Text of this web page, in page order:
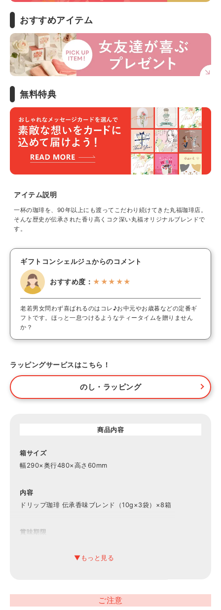
おすすめアイテム
無料特典
アイテム説明
一杯の珈琲を、90年以上にも渡ってこだわり続けてきた丸福珈琲店。
そんな歴史が伝承された香り高くコク深い丸福オリジナルブレンドで
す。
ギフトコンシェルジュからのコメント
おすすめ度： ★★★★★
老若男女問わず喜ばれるのはコレ♪お中元やお歳暮などの定番ギ
フトです。ほっと一息つけるようなティータイムを贈りません
か？
ラッピングサービスはこちら！
のし・ラッピング
商品内容
箱サイズ
幅290×奥行480×高さ60mm
内容
ドリップ珈琲 伝承香味ブレンド（10g×3袋）×8箱
賞味期限
ご注意